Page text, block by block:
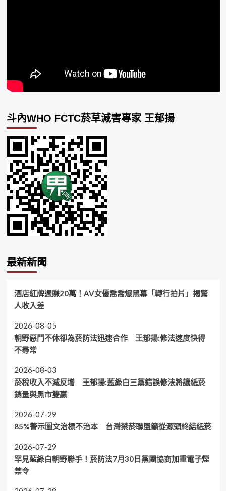
斗內WHO FCTC菸草減害專家 王郁揚
最新新聞
酒店紅牌週賺20萬！AV女優喬喬爆黑幕「轉行拍片」揭驚
人收入差
2026-08-05
朝野惡鬥不休卻為菸防法迅速合作 王郁揚:修法速度快得
不尋常
2026-08-03
菸稅收入不減反增 王郁揚:藍綠白三黨錯誤修法將讓紙菸
銷量與黑市雙贏
2026-07-29
85%警示圖文治標不治本 台灣禁菸聯盟籲從源頭終結紙菸
2026-07-29
罕見藍綠白朝野聯手！菸防法7月30日黨團協商加重電子煙
禁令